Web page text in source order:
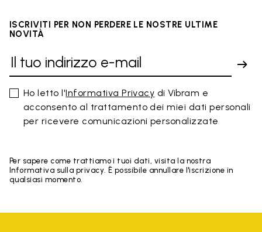
ISCRIVITI PER NON PERDERE LE NOSTRE ULTIME
NOVITÀ
Ho letto l'Informativa Privacy di Vibram e
acconsento al trattamento dei miei dati personali
per ricevere comunicazioni personalizzate
Per sapere come trattiamo i tuoi dati, visita la nostra
Informativa sulla privacy. È possibile annullare l'iscrizione in
qualsiasi momento.